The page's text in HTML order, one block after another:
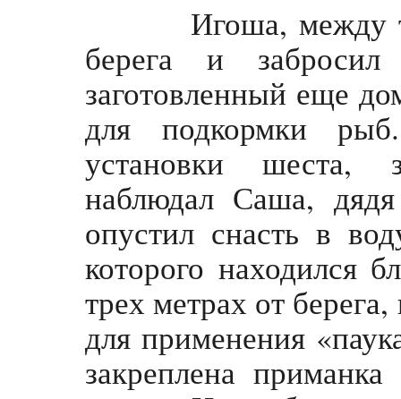
Игоша, между
берега и
заготовленный еще
для подкормки
установки шеста,
наблюдал Саша,
опустил снасть в
которого находился
трех метрах от
для применения
закреплена